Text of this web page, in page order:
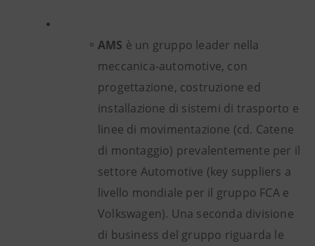
AMS è un gruppo leader nella
meccanica-automotive, con
progettazione, costruzione ed
installazione di sistemi di trasporto e
linee di movimentazione (cd. Catene
di montaggio) prevalentemente per il
settore Automotive (key suppliers a
livello mondiale per il gruppo FCA e
Volkswagen). Una seconda divisione
di business del gruppo riguarda le